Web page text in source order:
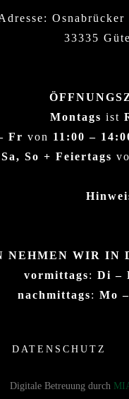
33335
Montags ist
Fr von 11:00 –
Sa, So + Feiertags
NEHMEN WIR IN
vormittags: Di –
nachmittags: Mo
DATENSCHUTZ
Digitale Betreuung durch